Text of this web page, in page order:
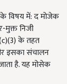
विषय में: द मोजेक
निजी
c)(3) के तहत
इसका संचालन
है. यह मोसेक